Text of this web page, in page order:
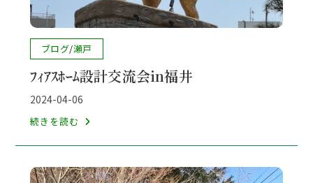
投
稿
カ
テ
リ
ー:
ブログ/瀬戸
ﾌｨｱｽﾎｰﾑ設計交流会in福井
投
稿
公
開
2024-04-06
続きを読む
ｽ